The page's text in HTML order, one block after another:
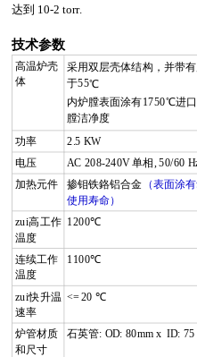
达到 10-2 torr.
技术参数
高温炉壳
体
采用双层壳体结构，并带
于55℃
内炉膛表面涂有1750℃进
膛洁净度
功率
2.5 KW
电压
AC 208-240V单相, 50/60
加热元件
掺钼铁鉻铝合金 （表面涂
使用寿命）
zui高工作
温度
1200℃
连续工作
温度
1100℃
zui快升温
速率
<= 20℃
炉管材质
和尺寸
石英管: OD: 80mm x ID: